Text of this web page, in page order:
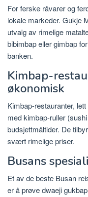
For ferske råvarer og
lokale markeder. Gukje
utvalg av rimelige
bibimbap eller gimbap
banken.
Kimbap-
økonomisk
Kimbap-restauranter,
med kimbap-ruller
budsjettmåltider. De
svært rimelige priser.
Busans
Et av de beste Busan
er å prøve dwaeji